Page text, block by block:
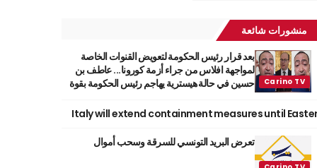
منشورات شائعة
بعد قرار رئيس الحكومة لتعويض القنوات الخاصة
لمواجهة افلاس من جراء أزمة كورونا... عاطف بن
حسين في حالة هيسترية يهاجم رئيس الحكومة بقوة
Italy will extend containment measures until
تعرض البريد التونسي للسرقة وسحب أموال